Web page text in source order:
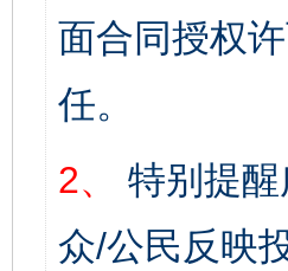
面合同授权
任。
2、
特别提
众/公民反映